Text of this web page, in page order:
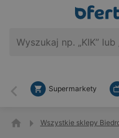
Wstecz
Supermarkety
Wszystkie sklepy